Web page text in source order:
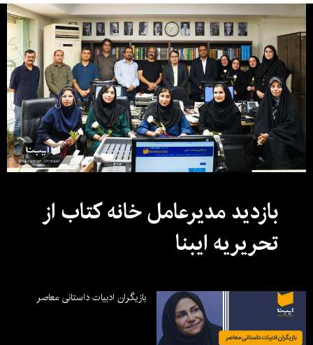
بازدید مدیرعامل خانه کتاب از
تحریریه ایبنا
بازیگران ادبیات داستانی معاصر